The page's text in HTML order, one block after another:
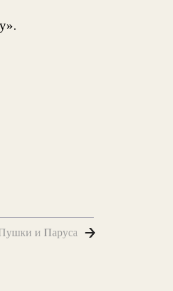
и Паруса